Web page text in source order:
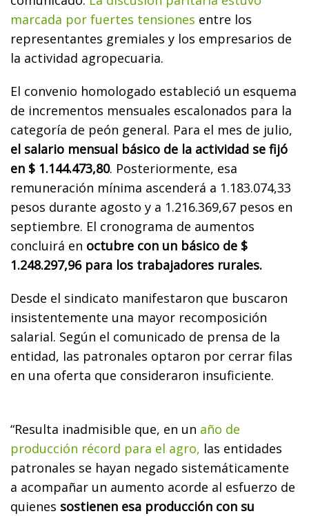
marcada por fuertes tensiones entre los
representantes gremiales y los empresarios de
la actividad agropecuaria.
El convenio homologado estableció un esquema
de incrementos mensuales escalonados para la
categoría de peón general. Para el mes de julio,
el salario mensual básico de la actividad se fijó
en $ 1.144.473,80. Posteriormente, esa
remuneración mínima ascenderá a 1.183.074,33
pesos durante agosto y a 1.216.369,67 pesos en
septiembre. El cronograma de aumentos
concluirá en octubre con un básico de $
1.248.297,96 para los trabajadores rurales.
Desde el sindicato manifestaron que buscaron
insistentemente una mayor recomposición
salarial. Según el comunicado de prensa de la
entidad, las patronales optaron por cerrar filas
en una oferta que consideraron insuficiente.
“Resulta inadmisible que, en un año de
producción récord para el agro, las entidades
patronales se hayan negado sistemáticamente
a acompañar un aumento acorde al esfuerzo de
quienes sostienen esa producción con su